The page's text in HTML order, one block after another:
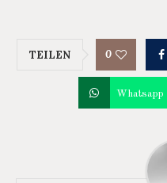
TEILEN 0
Whatsapp